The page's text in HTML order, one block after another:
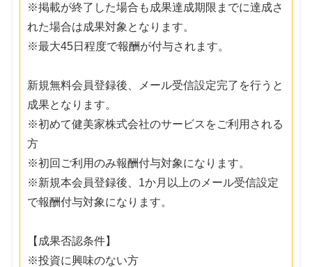
※掲載が終了した場合も成果達成期限までに達成さ
れた場合は成果対象となります。
※最大45日程度で報酬が付与されます。
新規無料会員登録後、メール受信設定完了を行うと
成果となります。
※初めて健美家株式会社のサービスをご利用される
方
※初回ご利用のみ報酬付与対象になります。
※新規本会員登録後、1か月以上のメール受信設定
で報酬付与対象になります。
【成果否認条件】
※投資に興味のない方